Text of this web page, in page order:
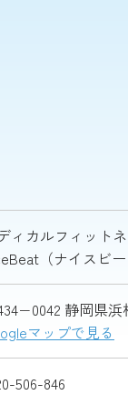
ィカルフィット
（ナイスビ
静岡県浜
マップで見る
506-846